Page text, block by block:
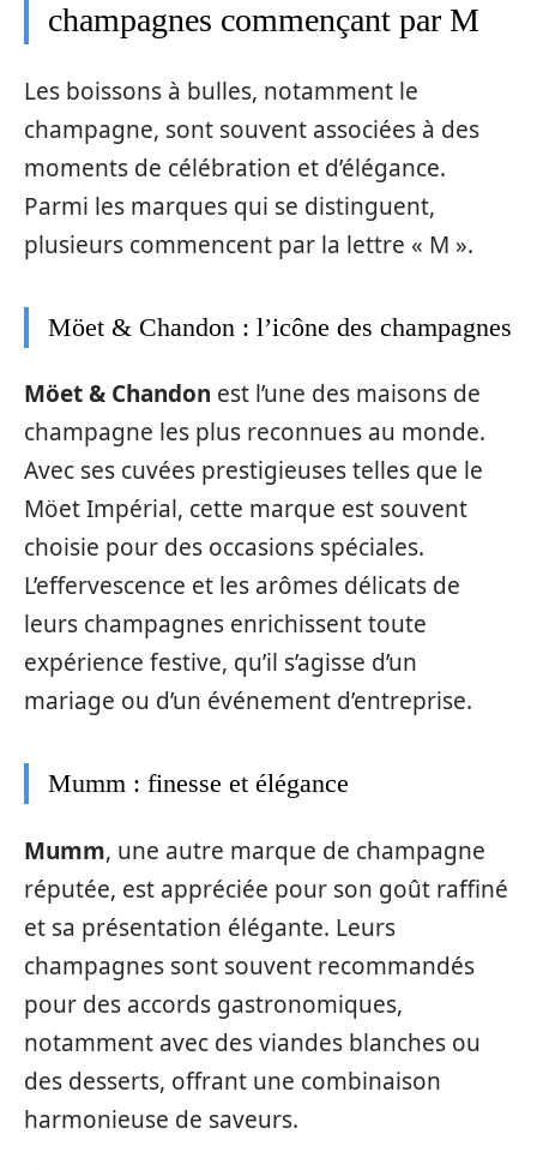
champagnes commençant par M
Les boissons à bulles, notamment le
champagne, sont souvent associées à des
moments de célébration et d’élégance.
Parmi les marques qui se distinguent,
plusieurs commencent par la lettre « M ».
Möet & Chandon : l’icône des champagnes
Möet & Chandon est l’une des maisons de
champagne les plus reconnues au monde.
Avec ses cuvées prestigieuses telles que le
Möet Impérial, cette marque est souvent
choisie pour des occasions spéciales.
L’effervescence et les arômes délicats de
leurs champagnes enrichissent toute
expérience festive, qu’il s’agisse d’un
mariage ou d’un événement d’entreprise.
Mumm : finesse et élégance
Mumm, une autre marque de champagne
réputée, est appréciée pour son goût raffiné
et sa présentation élégante. Leurs
champagnes sont souvent recommandés
pour des accords gastronomiques,
notamment avec des viandes blanches ou
des desserts, offrant une combinaison
harmonieuse de saveurs.